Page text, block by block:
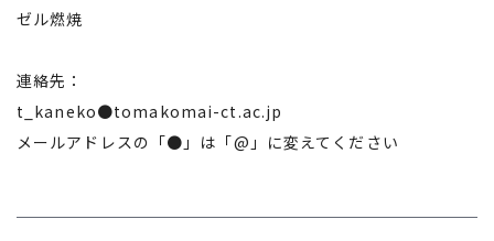
ゼル燃焼
連絡先：
t_kaneko●tomakomai-ct.ac.jp
メールアドレスの「●」は「@」に変えてください